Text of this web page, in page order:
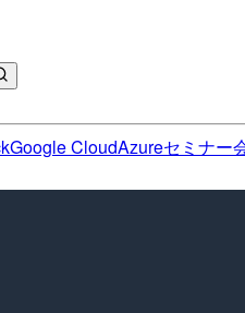
Google CloudAzureセミナー